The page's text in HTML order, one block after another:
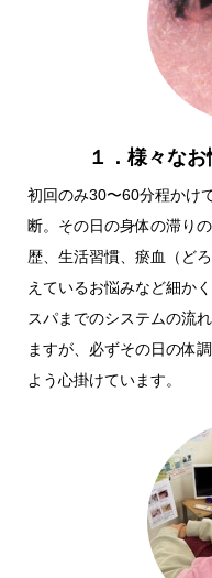
１．様々な
初回のみ30〜60分程かけ
断。その日の身体の滞り
歴、生活習慣、瘀血（ど
えているお悩みなど細か
スパまでのシステムの流
ますが、必ずその日の体
よう心掛けています。